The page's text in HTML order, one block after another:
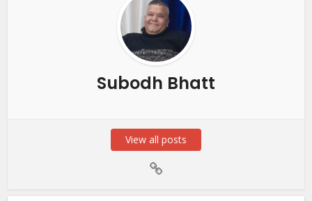
Subodh Bhatt
View all posts